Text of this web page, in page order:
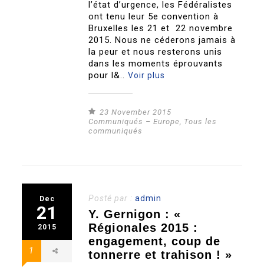
l’état d’urgence, les Fédéralistes
ont tenu leur 5e convention à
Bruxelles les 21 et 22 novembre
2015. Nous ne céderons jamais à
la peur et nous resterons unis
dans les moments éprouvants
pour l&..Voir plus
23 November 2015
Communiqués – Europe
Tous les
communiqués
Dec
21
2015
1
Posté par :admin
Y. Gernigon : «
Régionales 2015 :
engagement, coup de
tonnerre et trahison ! »